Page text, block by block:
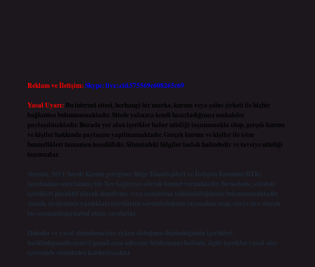
Reklam ve İletişim:Skype: live:.cid.575569c608265c69
Yasal Uyarı: Bu internet sitesi, herhangi bir marka, kurum veya şahıs şirketi ile hiçbir
bağlantısı bulunmamaktadır. Sitede yalnızca kendi hazırladığımız makaleler
paylaşılmaktadır. Burada yer alan içerikler haber niteliği taşımamakta olup, gerçek kurum
ve kişiler hakkında paylaşım yapılmamaktadır. Gerçek kurum ve kişiler ile isim
benzerlikleri tamamen tesadüfidir. Sitemizdeki bilgiler taslak halindedir ve tavsiye niteliği
taşımazlar.
Sitemiz, 5651 Sayılı Kanun gereğince Bilgi Teknolojileri ve İletişim Kurumu (BTK)
tarafından onaylanmış bir Yer Sağlayıcı olarak hizmet vermektedir. Bu nedenle, sitedeki
içerikleri proaktif olarak denetleme veya araştırma yükümlülüğümüz bulunmamaktadır.
Ancak, üyelerimiz yazdıkları içeriklerin sorumluluğunu taşımakta olup, siteye üye olarak
bu sorumluluğu kabul etmiş sayılırlar.
Hukuka ve yasal düzenlemelere aykırı olduğunu düşündüğünüz içerikleri,
backlinkpanelicomtr@gmail.com adresine bildirmeniz halinde, ilgili içerikler yasal süre
içerisinde sitemizden kaldırılacaktır.